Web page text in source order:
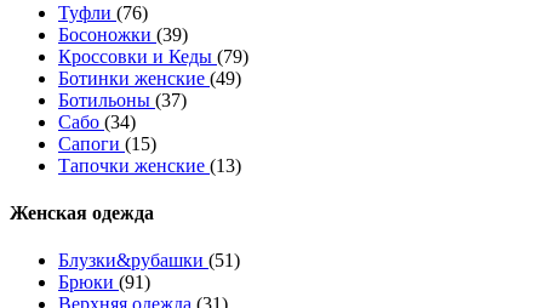
Туфли (76)
Босоножки (39)
Кроссовки и Кеды (79)
Ботинки женские (49)
Ботильоны (37)
Сабо (34)
Сапоги (15)
Тапочки женские (13)
Женская одежда
Блузки&рубашки (51)
Брюки (91)